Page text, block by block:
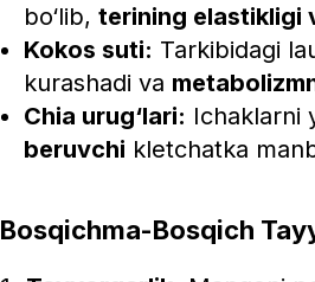
bo‘lib, terining elastikligi
Kokos suti: Tarkibidagi
kurashadi va
Chia urug‘lari: Ichaklarni
beruvchi kletchatka
Bosqichma-Bosqich